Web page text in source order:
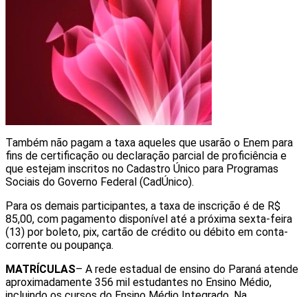
Também não pagam a taxa aqueles que usarão o Enem para
fins de certificação ou declaração parcial de proficiência e
que estejam inscritos no Cadastro Único para Programas
Sociais do Governo Federal (CadÚnico).
Para os demais participantes, a taxa de inscrição é de R$
85,00, com pagamento disponível até a próxima sexta-feira
(13) por boleto, pix, cartão de crédito ou débito em conta-
corrente ou poupança.
MATRÍCULAS– A rede estadual de ensino do Paraná atende
aproximadamente 356 mil estudantes no Ensino Médio,